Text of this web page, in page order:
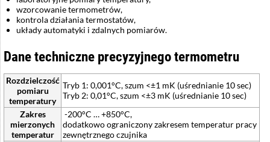
wzorcowanie termometrów,
kontrola działania termostatów,
układy automatyki i zdalnych pomiarów.
Dane techniczne precyzyjnego termometru
Rozdzielczość
pomiaru
temperatury
Tryb 1: 0,001°C, szum <±1 mK (uśrednianie 10 sec)
Tryb 2: 0,01°C, szum <±3 mK (uśrednianie 10 sec)
Zakres
mierzonych
temperatur
-200°C … +850°C,
dodatkowo ograniczony zakresem temperatur pracy
zewnętrznego czujnika